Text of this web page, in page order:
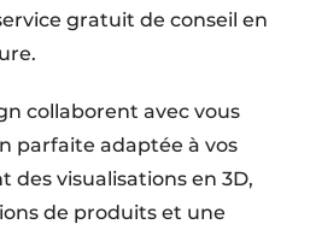
gratuit de conseil en
collaborent avec vous
parfaite adaptée à vos
des visualisations en 3D,
de produits et une